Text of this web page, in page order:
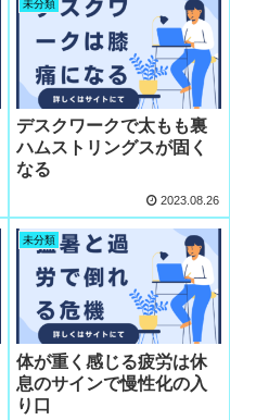
未分類
デスクワークで太もも裏
ハムストリングスが固く
なる
2023.08.26
未分類
体が重く感じる疲労は休
息のサインで慢性化の入
り口